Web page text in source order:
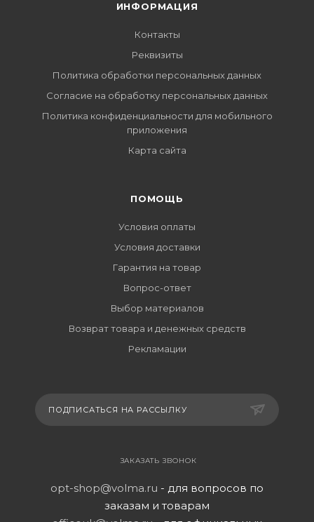
ИНФОРМАЦИЯ
Контакты
Реквизиты
Политика обработки персональных данных
Согласие на обработку персональных данных
Политика конфиденциальности для мобильного
приложения
Карта сайта
ПОМОЩЬ
Условия оплаты
Условия доставки
Гарантия на товар
Вопрос-ответ
Выбор материалов
Возврат товара и денежных средств
Рекламации
ПОДПИСАТЬСЯ НА РАССЫЛКУ
ЗАКАЗАТЬ ЗВОНОК
opt-shop@volma.ru - для вопросов по
заказам и товарам